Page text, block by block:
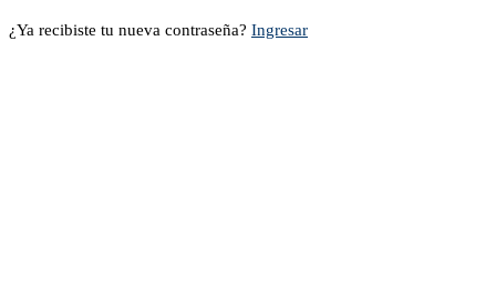
¿Ya recibiste tu nueva contraseña? Ingresar